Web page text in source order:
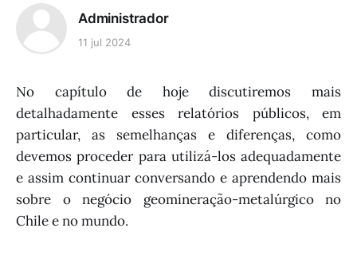
Administrador
11 jul 2024
No capítulo de hoje discutiremos mais
detalhadamente esses relatórios públicos, em
particular, as semelhanças e diferenças, como
devemos proceder para utilizá-los adequadamente
e assim continuar conversando e aprendendo mais
sobre o negócio geomineração-metalúrgico no
Chile e no mundo.